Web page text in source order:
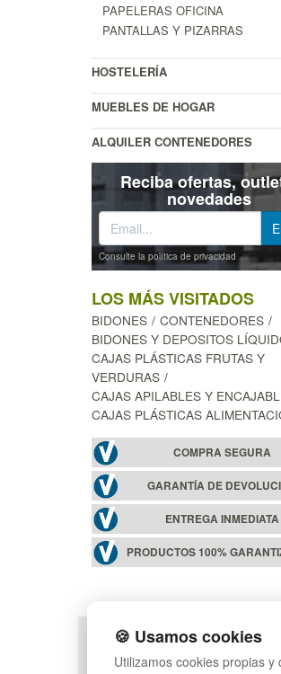
PAPELERAS OFICINA
PANTALLAS Y PIZARRAS
HOSTELERÍA
MUEBLES DE HOGAR
ALQUILER CONTENEDORES
Reciba ofertas,
novedades
Consulte la política de privacidad
LOS MÁS VISITADOS
BIDONES
CONTENEDORES
BIDONES Y DEPOSITOS
CAJAS PLÁSTICAS FRUTAS Y
VERDURAS
CAJAS APILABLES Y
CAJAS PLÁSTICAS
COMPRA SEGURA
GARANTÍA DE
ENTREGA INMEDIATA
PRODUCTOS 100%
POLÍTICA DE PRIVACIDAD
CONDICIONES DE USO
🍪 Usamos cookies
Utilizamos cookies propias